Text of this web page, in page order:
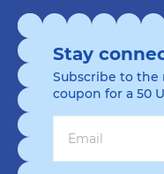
Stay
Subscribe to the
coupon for a 50